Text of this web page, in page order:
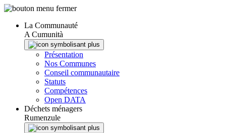
La Communauté
A Cumunità
Présentation
Nos Communes
Conseil communautaire
Statuts
Compétences
Open DATA
Déchets ménagers
Rumenzule
Panneau de gestion des cookies